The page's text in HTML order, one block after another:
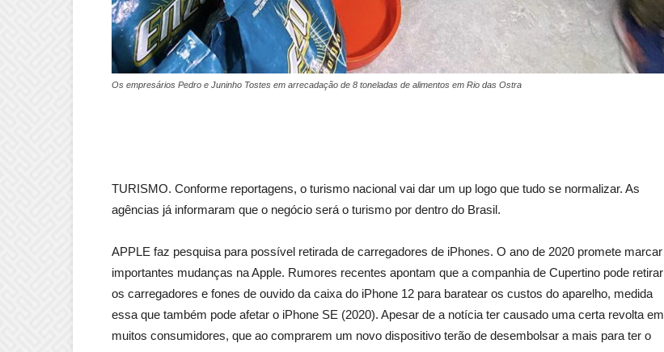
Os empresários Pedro e Juninho Tostes em arrecadação de 8 toneladas de alimentos em Rio das Ostra
TURISMO. Conforme reportagens, o turismo nacional vai dar um up logo que tudo se normalizar. As
agências já informaram que o negócio será o turismo por dentro do Brasil.
APPLE faz pesquisa para possível retirada de carregadores de iPhones. O ano de 2020 promete marcar
importantes mudanças na Apple. Rumores recentes apontam que a companhia de Cupertino pode retirar
os carregadores e fones de ouvido da caixa do iPhone 12 para baratear os custos do aparelho, medida
essa que também pode afetar o iPhone SE (2020). Apesar de a notícia ter causado uma certa revolta em
muitos consumidores, que ao comprarem um novo dispositivo terão de desembolsar a mais para ter o